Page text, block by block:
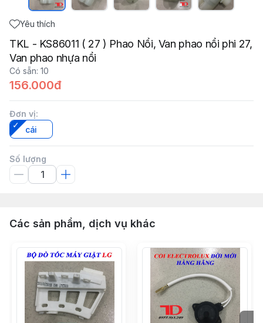
Yêu thích
TKL - KS86011 ( 27 ) Phao Nổi, Van phao nổi phi 27,
Van phao nhựa nổi
Có sẵn: 10
156.000đ
Đơn vị:
cái
Số lượng
Các sản phẩm, dịch vụ khác